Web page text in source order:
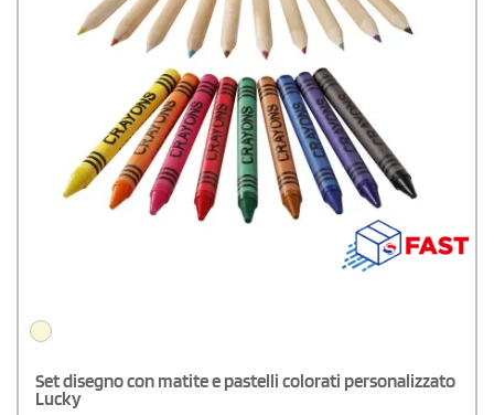
Set disegno con matite e pastelli colorati personalizzato
Lucky